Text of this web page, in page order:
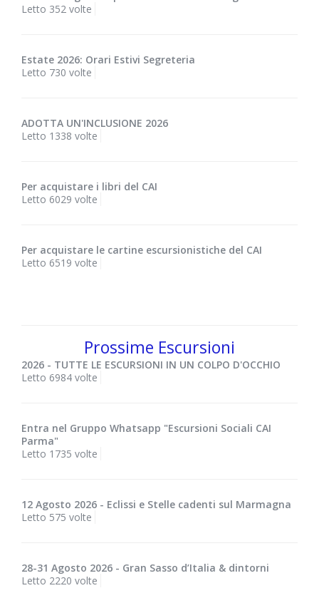
Letto 352 volte
Estate 2026: Orari Estivi Segreteria
Letto 730 volte
ADOTTA UN'INCLUSIONE 2026
Letto 1338 volte
Per acquistare i libri del CAI
Letto 6029 volte
Per acquistare le cartine escursionistiche del CAI
Letto 6519 volte
Prossime Escursioni
2026 - TUTTE LE ESCURSIONI IN UN COLPO D'OCCHIO
Letto 6984 volte
Entra nel Gruppo Whatsapp "Escursioni Sociali CAI
Parma"
Letto 1735 volte
12 Agosto 2026 - Eclissi e Stelle cadenti sul Marmagna
Letto 575 volte
28-31 Agosto 2026 - Gran Sasso d’Italia & dintorni
Letto 2220 volte